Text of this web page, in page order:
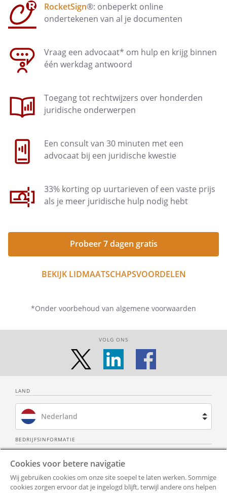
RocketSign®: onbeperkt online
ondertekenen van al je documenten
Vraag een advocaat* om hulp en krijg binnen
één werkdag antwoord
Toegang tot rechtwijzers over honderden
juridische onderwerpen
Een consult van 30 minuten met een
advocaat bij een juridische kwestie
33% korting op uurtarieven of een vaste prijs
als je meer juridische hulp nodig hebt
Probeer 7 dagen gratis
BEKIJK LIDMAATSCHAPSVOORDELEN
*Onder voorbehoud van algemene voorwaarden
VOLG ONS
LAND
Nederland
Brazilië
Spanje
Frankrijk
BEDRIJFSINFORMATIE
Privacy Policy Alle documenten
Cookies voor betere navigatie
Wij gebruiken cookies om onze site soepel te laten werken. Sommige
cookies zorgen ervoor dat je ingelogd blijft, terwijl andere ons helpen